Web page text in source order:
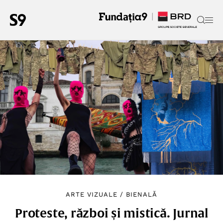
ARTE VIZUALE / BIENALĂ
Proteste, război și mistică. Jurnal